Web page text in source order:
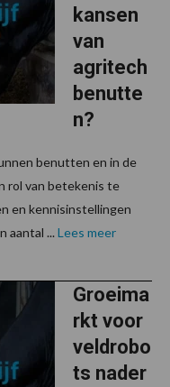
kansen
van
agritech
benutte
n?
benutten en in de
rol van betekenis te
en kennisinstellingen
aantal ... Lees meer
Groeima
rkt voor
veldrobo
ts nader